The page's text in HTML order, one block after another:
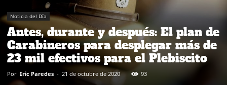
Noticia del Día
Antes, durante y después: El plan de
Carabineros para desplegar más de
23 mil efectivos para el Plebiscito
Por Eric Paredes - 21 de octubre de 2020 93